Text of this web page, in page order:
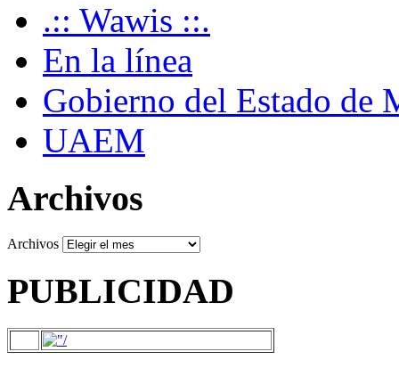
.:: Wawis ::.
En la línea
Gobierno del Estado de
UAEM
Archivos
Archivos
PUBLICIDAD